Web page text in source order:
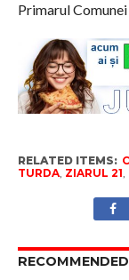
Primarul
RELATED ITEMS:
TURDA, ZIARUL 21,